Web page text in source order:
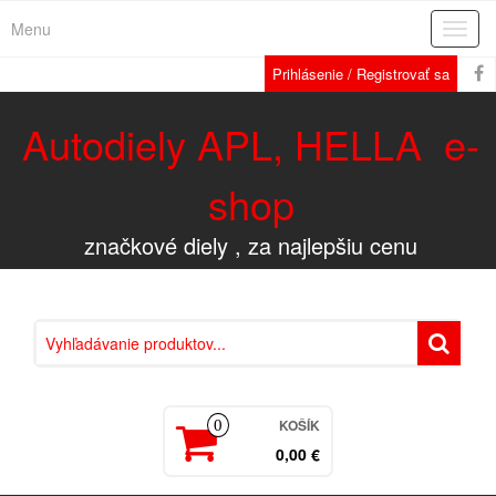
Menu
Prihlásenie / Registrovať sa
Autodiely APL, HELLA e-
shop
značkové diely , za najlepšiu cenu
0 KOŠÍK
0,00 €